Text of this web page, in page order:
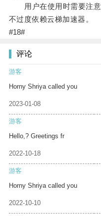
用户在使用时需要注意
不过度依赖云梯加速器。
#18#
评论
游客
Horny Shriya called you
2023-01-08
游客
Hello,? Greetings fr
2022-10-18
游客
Horny Shriya called you
2022-10-10